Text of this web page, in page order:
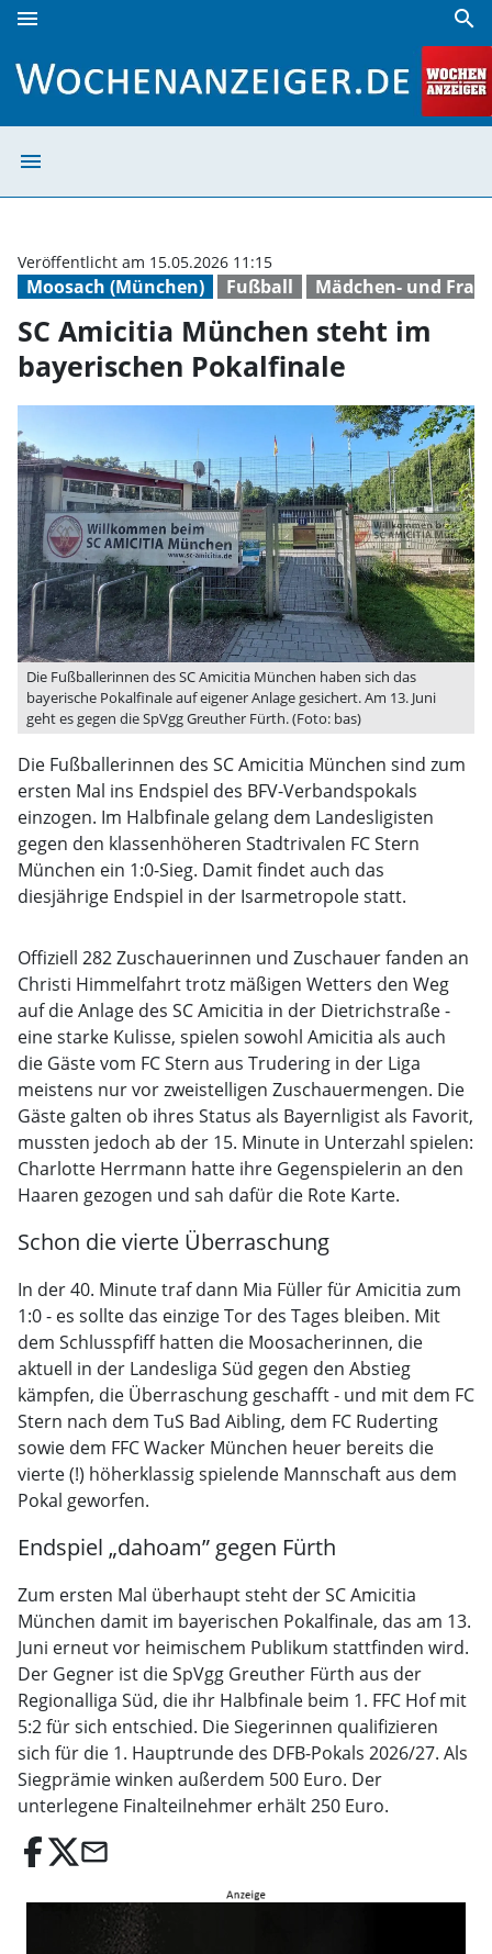
menu search
menu
Moosach (München) Fußball Mädchen- und
Veröffentlicht am 15.05.2026 11:15
SC Amicitia München steht im
bayerischen Pokalfinale
Die Fußballerinnen des SC Amicitia München haben sich das
bayerische Pokalfinale auf eigener Anlage gesichert. Am 13. Juni
geht es gegen die SpVgg Greuther Fürth. (Foto: bas)
Die Fußballerinnen des SC Amicitia München sind zum
ersten Mal ins Endspiel des BFV-Verbandspokals
einzogen. Im Halbfinale gelang dem Landesligisten
gegen den klassenhöheren Stadtrivalen FC Stern
München ein 1:0-Sieg. Damit findet auch das
diesjährige Endspiel in der Isarmetropole statt.
Offiziell 282 Zuschauerinnen und Zuschauer fanden an
Christi Himmelfahrt trotz mäßigen Wetters den Weg
auf die Anlage des SC Amicitia in der Dietrichstraße -
eine starke Kulisse, spielen sowohl Amicitia als auch
die Gäste vom FC Stern aus Trudering in der Liga
meistens nur vor zweistelligen Zuschauermengen. Die
Gäste galten ob ihres Status als Bayernligist als Favorit,
mussten jedoch ab der 15. Minute in Unterzahl spielen:
Charlotte Herrmann hatte ihre Gegenspielerin an den
Haaren gezogen und sah dafür die Rote Karte.
Schon die vierte Überraschung
In der 40. Minute traf dann Mia Füller für Amicitia zum
1:0 - es sollte das einzige Tor des Tages bleiben. Mit
dem Schlusspfiff hatten die Moosacherinnen, die
aktuell in der Landesliga Süd gegen den Abstieg
kämpfen, die Überraschung geschafft - und mit dem FC
Stern nach dem TuS Bad Aibling, dem FC Ruderting
sowie dem FFC Wacker München heuer bereits die
vierte (!) höherklassig spielende Mannschaft aus dem
Pokal geworfen.
Endspiel „dahoam” gegen Fürth
Zum ersten Mal überhaupt steht der SC Amicitia
München damit im bayerischen Pokalfinale, das am 13.
Juni erneut vor heimischem Publikum stattfinden wird.
Der Gegner ist die SpVgg Greuther Fürth aus der
Regionalliga Süd, die ihr Halbfinale beim 1. FFC Hof mit
5:2 für sich entschied. Die Siegerinnen qualifizieren
sich für die 1. Hauptrunde des DFB-Pokals 2026/27. Als
Siegprämie winken außerdem 500 Euro. Der
unterlegene Finalteilnehmer erhält 250 Euro.
email